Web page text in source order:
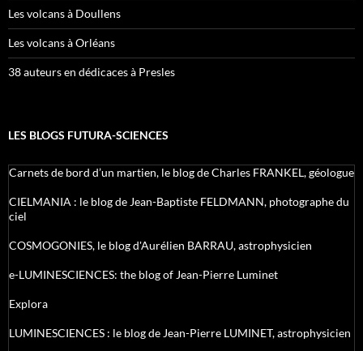
Les volcans à Doullens
Les volcans à Orléans
38 auteurs en dédicaces à Presles
LES BLOGS FUTURA-SCIENCES
Carnets de bord d’un martien, le blog de Charles FRANKEL, géologue
CIELMANIA : le blog de Jean-Baptiste FELDMANN, photographe du
ciel
COSMOGONIES, le blog d'Aurélien BARRAU, astrophysicien
e-LUMINESCIENCES: the blog of Jean-Pierre Luminet
Explora
LUMINESCIENCES : le blog de Jean-Pierre LUMINET, astrophysicien